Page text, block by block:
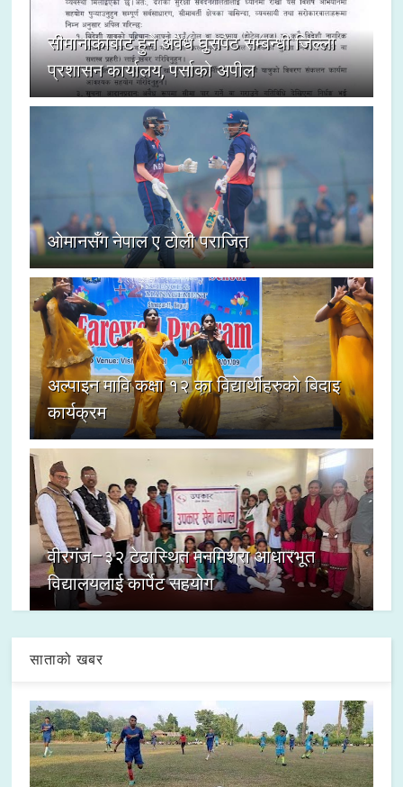
सीमानाकाबाट हुने अवैध घुसपैठ सम्बन्धी जिल्ला
प्रशासन कार्यालय, पर्साको अपील
ओमानसँग नेपाल ए टोली पराजित
अल्पाइन मावि कक्षा १२ का विद्यार्थीहरुको बिदाइ
कार्यक्रम
वीरगंज–३२ टेढास्थित मनमिश्रा आधारभूत
विद्यालयलाई कार्पेट सहयोग
साताको खबर